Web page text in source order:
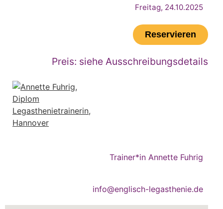
Freitag, 24.10.2025
Reservieren
Preis: siehe Ausschreibungsdetails
Trainer*in Annette Fuhrig
info@englisch-legasthenie.de